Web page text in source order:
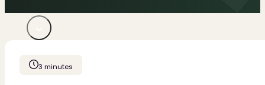
Huidige aanbod
3 minutes